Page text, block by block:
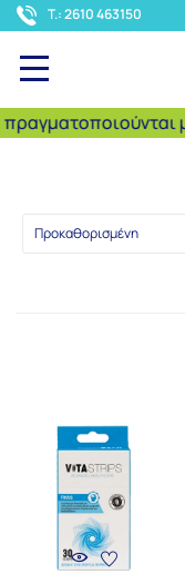
T.: 2610 463150
με